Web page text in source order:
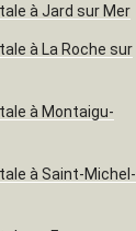
à Jard sur Mer
à La Roche sur
à Montaigu-
à Saint-Michel-